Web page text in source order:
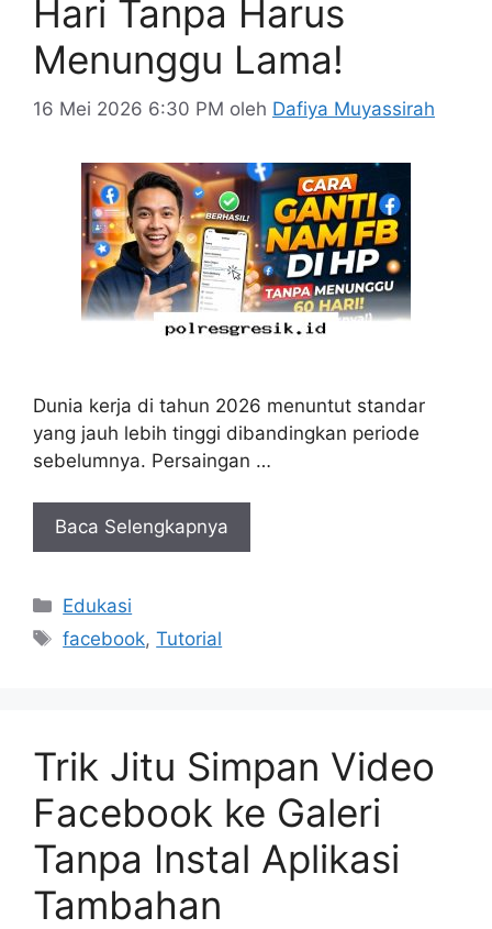
Hari Tanpa Harus
Menunggu Lama!
16 Mei 2026 6:30 PM oleh Dafiya Muyassirah
Dunia kerja di tahun 2026 menuntut standar
yang jauh lebih tinggi dibandingkan periode
sebelumnya. Persaingan …
Baca Selengkapnya
Kategori
Edukasi
Tag
facebook,Tutorial
Trik Jitu Simpan Video
Facebook ke Galeri
Tanpa Instal Aplikasi
Tambahan